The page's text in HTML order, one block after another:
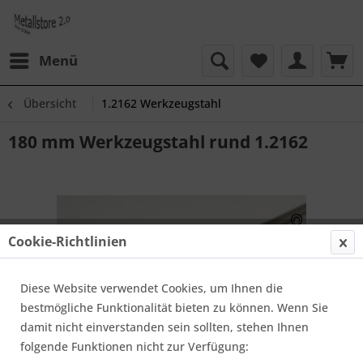
Menü
Übersicht 1.2162 Werkzeugstahl
180 mm Werkzeugstahl rund 1.2162
Cookie-Richtlinien
Diese Website verwendet Cookies, um Ihnen die
bestmögliche Funktionalität bieten zu können. Wenn Sie
damit nicht einverstanden sein sollten, stehen Ihnen
folgende Funktionen nicht zur Verfügung: